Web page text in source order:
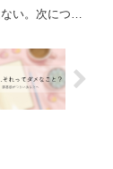
い。次につな